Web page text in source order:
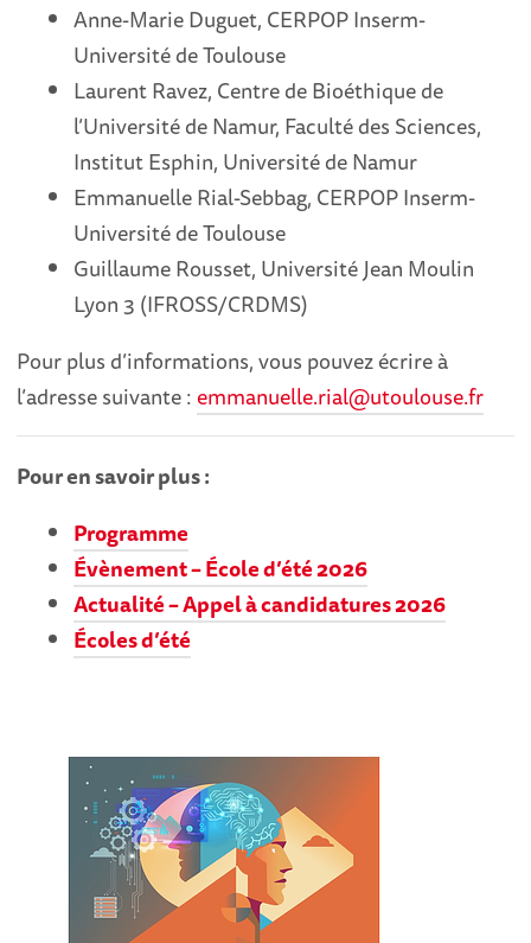
Anne-Marie Duguet, CERPOP Inserm-
Université de Toulouse
Laurent Ravez, Centre de Bioéthique de
l’Université de Namur, Faculté des Sciences,
Institut Esphin, Université de Namur
Emmanuelle Rial-Sebbag, CERPOP Inserm-
Université de Toulouse
Guillaume Rousset, Université Jean Moulin
Lyon 3 (IFROSS/CRDMS)
Pour plus d’informations, vous pouvez écrire à
l’adresse suivante :emmanuelle.rial@utoulouse.fr
Pour en savoir plus :
Programme
Évènement – École d’été 2026
Actualité – Appel à candidatures 2026
Écoles d’été